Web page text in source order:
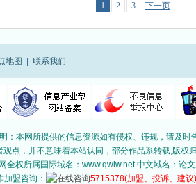
1 2 3 下一页
地图 联系我们
：本网所提供的信息资源如有侵权、违规，请及时
观点，并不意味着本站认同，部分作品系转载,版
全权所属国际域名：www.qwlw.net 中文域名：论
加盟咨询：
5715378(加盟、投诉、建议)